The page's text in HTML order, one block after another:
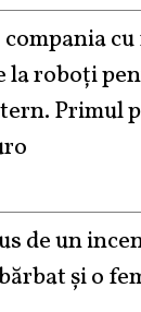
la roboți
Primul
de un
și o